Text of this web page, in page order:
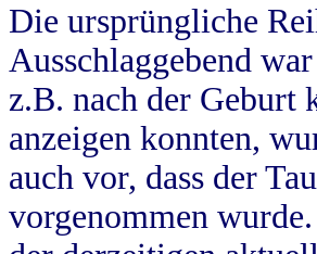
Die ursprüngliche
Ausschlaggebend
z.B. nach der Geburt
anzeigen konnten,
auch vor, dass der
vorgenommen